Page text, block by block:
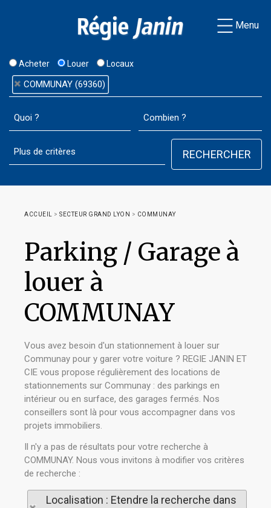
Menu
Acheter Louer Locaux
COMMUNAY (69360)
ACCUEIL > SECTEUR GRAND LYON > COMMUNAY
Parking / Garage à
louer à
COMMUNAY
Vous avez besoin d'un stationnement à louer sur
Communay pour y garer votre voiture ? REGIE JANIN ET
CIE vous propose régulièrement des locations de
stationnements sur Communay : des parkings en
intérieur ou en surface, des garages fermés. Nos
conseillers sont là pour vous accompagner dans vos
projets immobiliers.
Il n'y a pas de résultats pour votre recherche à
COMMUNAY. Nous vous invitons à modifier vos critères
de recherche :
Localisation : Etendre la recherche dans